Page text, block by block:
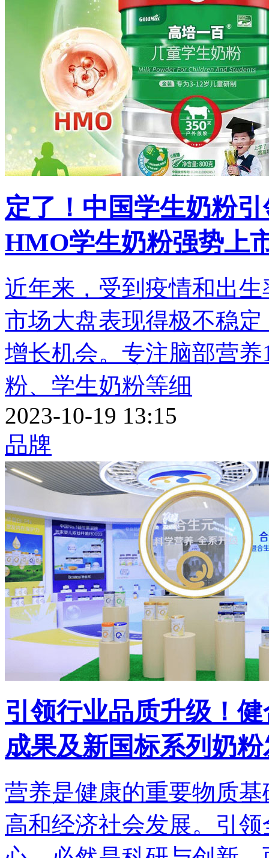
定了！中国学生奶粉
HMO学生奶粉强势上
近年来，受到疫情和出
市场大盘表现得极不稳
增长机会。专注脑部营
粉、学生奶粉等细
2023-10-19 13:15
品牌
引领行业品质升级！
成果及新国标系列奶
营养是健康的重要物质
高和经济社会发展。引